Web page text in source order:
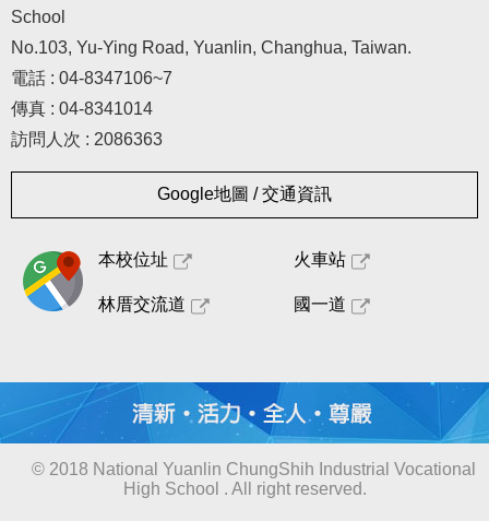
School
No.103, Yu-Ying Road, Yuanlin, Changhua, Taiwan.
電話 : 04-8347106~7
傳真 : 04-8341014
訪問人次 : 2086363
Google地圖 / 交通資訊
本校位址 火車站
林厝交流道 國一道
© 2018 National Yuanlin ChungShih Industrial Vocational
High School . All right reserved.